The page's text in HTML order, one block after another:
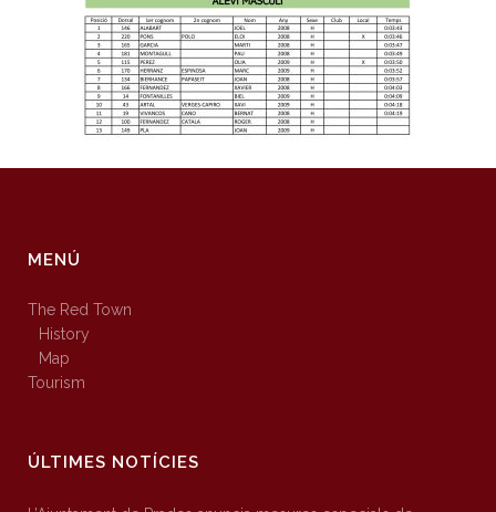
MENÚ
The Red Town
History
Map
Tourism
ÚLTIMES NOTÍCIES